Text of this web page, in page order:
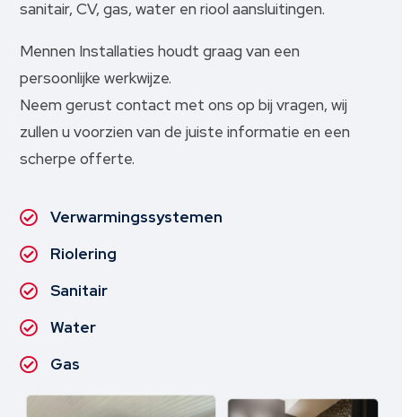
sanitair, CV, gas, water en riool aansluitingen.
Mennen Installaties houdt graag van een
persoonlijke werkwijze.
Neem gerustcontact met ons op bij vragen, wij
zullen u voorzien van de juiste informatie en een
scherpe offerte.
 Verwarmingssystemen
 Riolering
 Sanitair
 Water
 Gas